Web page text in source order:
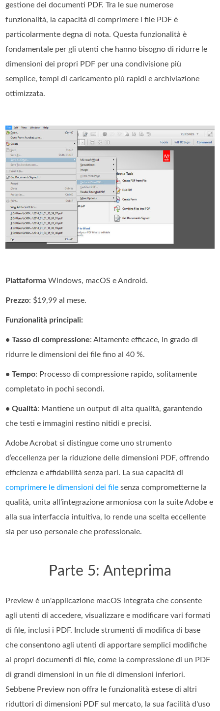
gestione dei documenti PDF. Tra le sue numerose
funzionalità, la capacità di comprimere i file PDF è
particolarmente degna di nota. Questa funzionalità è
fondamentale per gli utenti che hanno bisogno di ridurre le
dimensioni dei propri PDF per una condivisione più
semplice, tempi di caricamento più rapidi e archiviazione
ottimizzata.
Piattaforma Windows, macOS e Android.
Prezzo: $19,99 al mese.
Funzionalità principali:
• Tasso di compressione: Altamente efficace, in grado di
ridurre le dimensioni dei file fino al 40 %.
• Tempo: Processo di compressione rapido, solitamente
completato in pochi secondi.
• Qualità: Mantiene un output di alta qualità, garantendo
che testi e immagini restino nitidi e precisi.
Adobe Acrobat si distingue come uno strumento
d’eccellenza per la riduzione delle dimensioni PDF, offrendo
efficienza e affidabilità senza pari. La sua capacità di
comprimere le dimensioni dei file senza comprometterne la
qualità, unita all’integrazione armoniosa con la suite Adobe e
alla sua interfaccia intuitiva, lo rende una scelta eccellente
sia per uso personale che professionale.
Parte 5: Anteprima
Preview è un'applicazione macOS integrata che consente
agli utenti di accedere, visualizzare e modificare vari formati
di file, inclusi i PDF. Include strumenti di modifica di base
che consentono agli utenti di apportare semplici modifiche
ai propri documenti di file, come la compressione di un PDF
di grandi dimensioni in un file di dimensioni inferiori.
Sebbene Preview non offra le funzionalità estese di altri
riduttori di dimensioni PDF sul mercato, la sua facilità d'uso